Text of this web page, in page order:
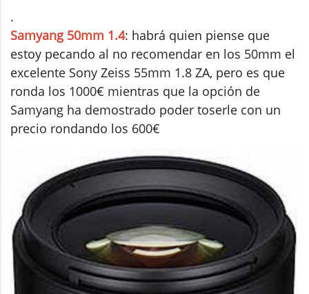
.
Samyang 50mm 1.4: habrá quien piense que
estoy pecando al no recomendar en los 50mm el
excelente Sony Zeiss 55mm 1.8 ZA, pero es que
ronda los 1000€ mientras que la opción de
Samyang ha demostrado poder toserle con un
precio rondando los 600€